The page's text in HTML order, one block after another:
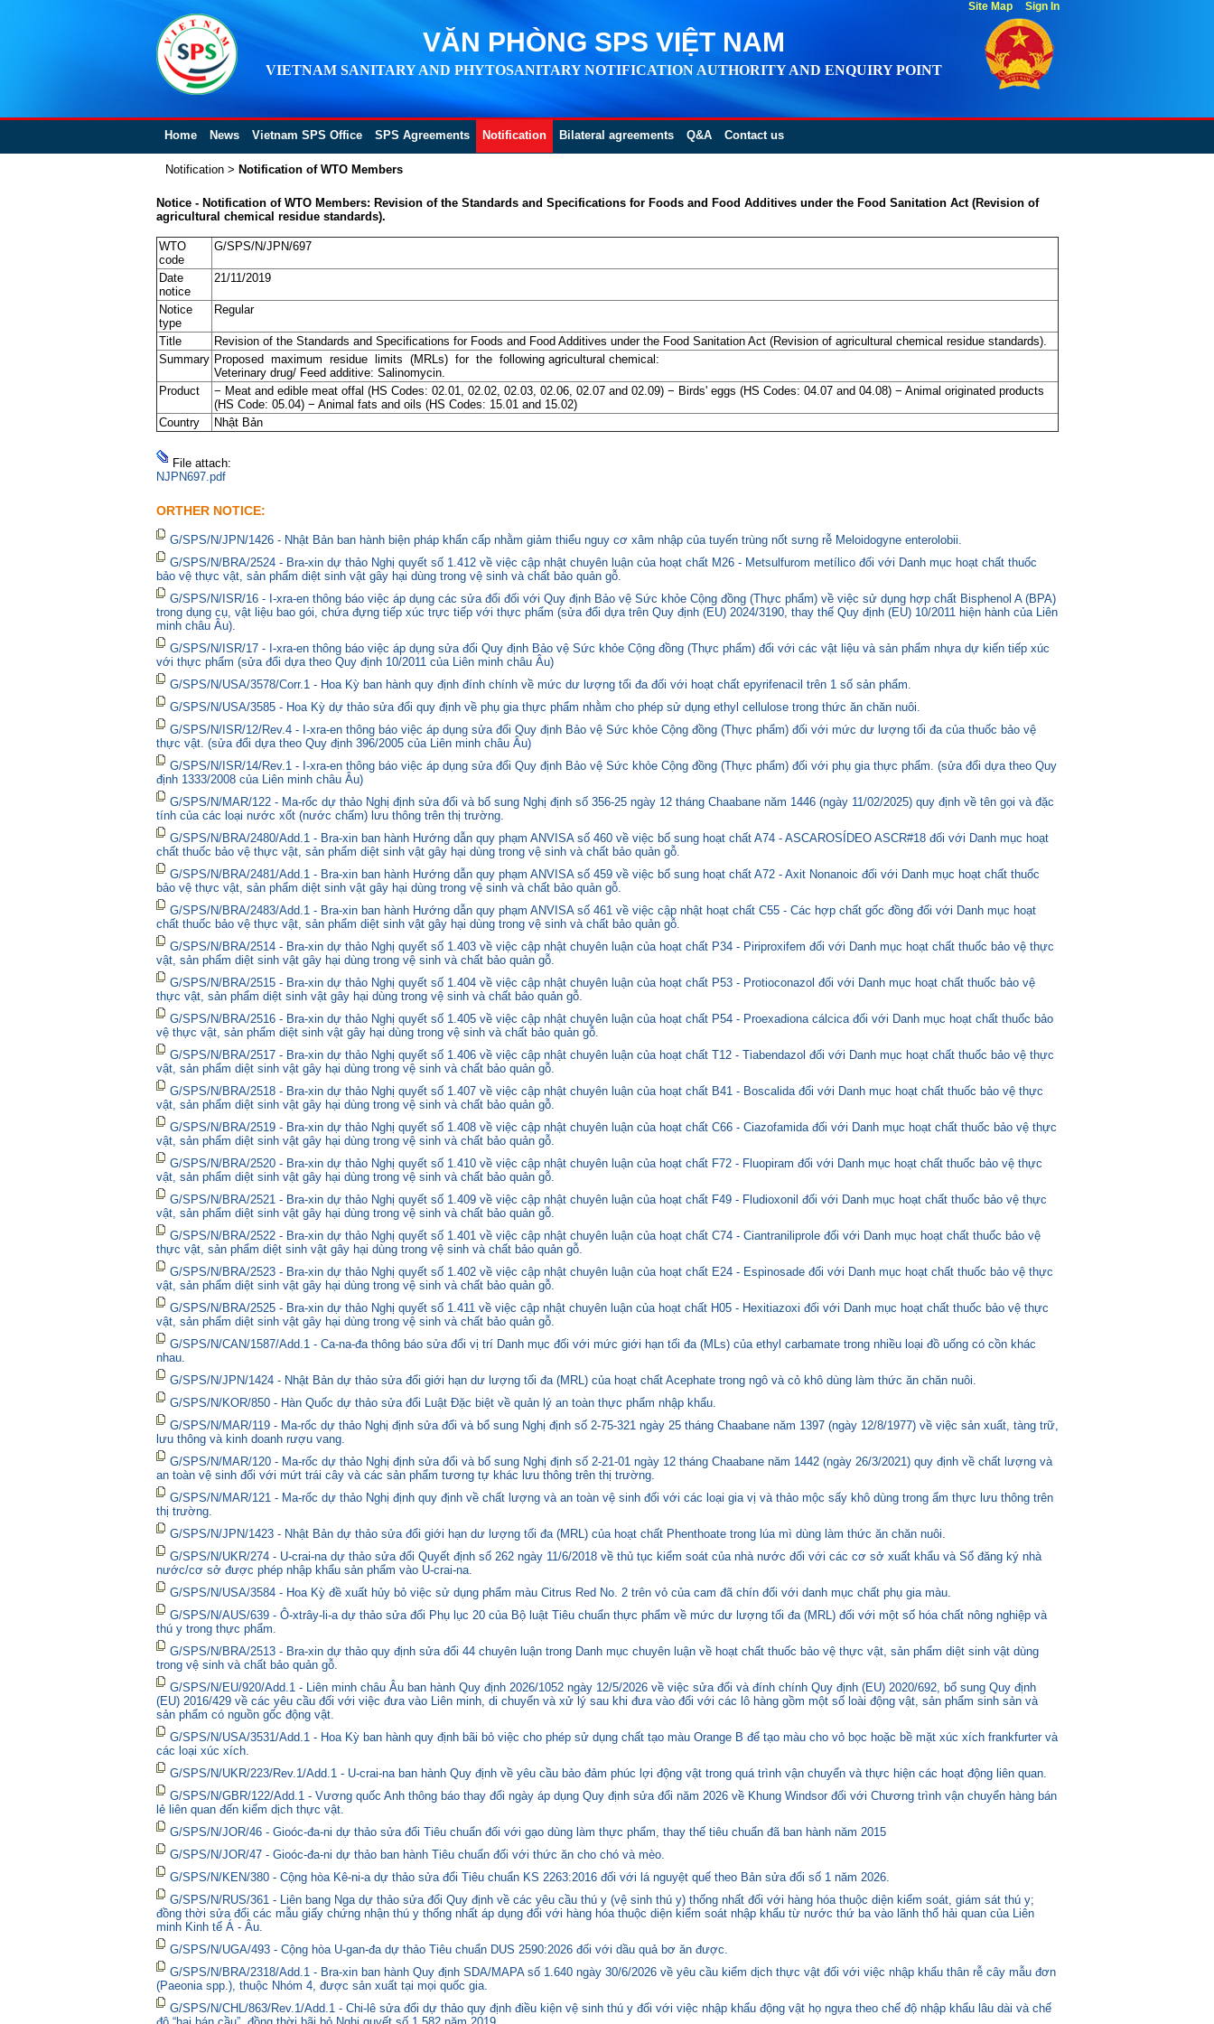
VĂN PHÒNG SPS VIỆT NAM
VIETNAM SANITARY AND PHYTOSANITARY NOTIFICATION AUTHORITY AND ENQUIRY POINT
Home News Vietnam SPS Office SPS Agreements Notification Bilateral agreements Q&A Contact us
Notification> Notification of WTO Members
Notice - Notification of WTO Members: Revision of the Standards and Specifications for Foods and Food Additives under the Food Sanitation Act (Revision of
agricultural chemical residue standards).
WTO
code
G/SPS/N/JPN/697
Date
notice
21/11/2019
Notice
type
Regular
Title
Revision of the Standards and Specifications for Foods and Food Additives under the Food Sanitation Act (Revision of agricultural chemical residue standards).
Summary Proposed maximum residue limits (MRLs) for the following agricultural chemical:
Veterinary drug/ Feed additive: Salinomycin.
Product
− Meat and edible meat offal (HS Codes: 02.01, 02.02, 02.03, 02.06, 02.07 and 02.09) − Birds' eggs (HS Codes: 04.07 and 04.08) − Animal originated products
(HS Code: 05.04) − Animal fats and oils (HS Codes: 15.01 and 15.02)
Country
Nhật Bản
File attach:
NJPN697.pdf
ORTHER NOTICE:
G/SPS/N/JPN/1426 - Nhật Bản ban hành biện pháp khẩn cấp nhằm giảm thiểu nguy cơ xâm nhập của tuyến trùng nốt sưng rễ Meloidogyne enterolobii.
G/SPS/N/BRA/2524 - Bra-xin dự thảo Nghị quyết số 1.412 về việc cập nhật chuyên luận của hoạt chất M26 - Metsulfurom metílico đối với Danh mục hoạt chất thuốc
bảo vệ thực vật, sản phẩm diệt sinh vật gây hại dùng trong vệ sinh và chất bảo quản gỗ.
G/SPS/N/ISR/16 - I-xra-en thông báo việc áp dụng các sửa đổi đối với Quy định Bảo vệ Sức khỏe Cộng đồng (Thực phẩm) về việc sử dụng hợp chất Bisphenol A (BPA)
trong dụng cụ, vật liệu bao gói, chứa đựng tiếp xúc trực tiếp với thực phẩm (sửa đổi dựa trên Quy định (EU) 2024/3190, thay thế Quy định (EU) 10/2011 hiện hành của Liên
minh châu Âu).
G/SPS/N/ISR/17 - I-xra-en thông báo việc áp dụng sửa đổi Quy định Bảo vệ Sức khỏe Cộng đồng (Thực phẩm) đối với các vật liệu và sản phẩm nhựa dự kiến tiếp xúc
với thực phẩm (sửa đổi dựa theo Quy định 10/2011 của Liên minh châu Âu)
G/SPS/N/USA/3578/Corr.1 - Hoa Kỳ ban hành quy định đính chính về mức dư lượng tối đa đối với hoạt chất epyrifenacil trên 1 số sản phẩm.
G/SPS/N/USA/3585 - Hoa Kỳ dự thảo sửa đổi quy định về phụ gia thực phẩm nhằm cho phép sử dụng ethyl cellulose trong thức ăn chăn nuôi.
G/SPS/N/ISR/12/Rev.4 - I-xra-en thông báo việc áp dụng sửa đổi Quy định Bảo vệ Sức khỏe Cộng đồng (Thực phẩm) đối với mức dư lượng tối đa của thuốc bảo vệ
thực vật. (sửa đổi dựa theo Quy định 396/2005 của Liên minh châu Âu)
G/SPS/N/ISR/14/Rev.1 - I-xra-en thông báo việc áp dụng sửa đổi Quy định Bảo vệ Sức khỏe Cộng đồng (Thực phẩm) đối với phụ gia thực phẩm. (sửa đổi dựa theo Quy
định 1333/2008 của Liên minh châu Âu)
G/SPS/N/MAR/122 - Ma-rốc dự thảo Nghị định sửa đổi và bổ sung Nghị định số 356-25 ngày 12 tháng Chaabane năm 1446 (ngày 11/02/2025) quy định về tên gọi và đặc
tính của các loại nước xốt (nước chấm) lưu thông trên thị trường.
G/SPS/N/BRA/2480/Add.1 - Bra-xin ban hành Hướng dẫn quy phạm ANVISA số 460 về việc bổ sung hoạt chất A74 - ASCAROSÍDEO ASCR#18 đối với Danh mục hoạt
chất thuốc bảo vệ thực vật, sản phẩm diệt sinh vật gây hại dùng trong vệ sinh và chất bảo quản gỗ.
G/SPS/N/BRA/2481/Add.1 - Bra-xin ban hành Hướng dẫn quy phạm ANVISA số 459 về việc bổ sung hoạt chất A72 - Axit Nonanoic đối với Danh mục hoạt chất thuốc
bảo vệ thực vật, sản phẩm diệt sinh vật gây hại dùng trong vệ sinh và chất bảo quản gỗ.
G/SPS/N/BRA/2483/Add.1 - Bra-xin ban hành Hướng dẫn quy phạm ANVISA số 461 về việc cập nhật hoạt chất C55 - Các hợp chất gốc đồng đối với Danh mục hoạt
chất thuốc bảo vệ thực vật, sản phẩm diệt sinh vật gây hại dùng trong vệ sinh và chất bảo quản gỗ.
G/SPS/N/BRA/2514 - Bra-xin dự thảo Nghị quyết số 1.403 về việc cập nhật chuyên luận của hoạt chất P34 - Piriproxifem đối với Danh mục hoạt chất thuốc bảo vệ thực
vật, sản phẩm diệt sinh vật gây hại dùng trong vệ sinh và chất bảo quản gỗ.
G/SPS/N/BRA/2515 - Bra-xin dự thảo Nghị quyết số 1.404 về việc cập nhật chuyên luận của hoạt chất P53 - Protioconazol đối với Danh mục hoạt chất thuốc bảo vệ
thực vật, sản phẩm diệt sinh vật gây hại dùng trong vệ sinh và chất bảo quản gỗ.
G/SPS/N/BRA/2516 - Bra-xin dự thảo Nghị quyết số 1.405 về việc cập nhật chuyên luận của hoạt chất P54 - Proexadiona cálcica đối với Danh mục hoạt chất thuốc bảo
vệ thực vật, sản phẩm diệt sinh vật gây hại dùng trong vệ sinh và chất bảo quản gỗ.
G/SPS/N/BRA/2517 - Bra-xin dự thảo Nghị quyết số 1.406 về việc cập nhật chuyên luận của hoạt chất T12 - Tiabendazol đối với Danh mục hoạt chất thuốc bảo vệ thực
vật, sản phẩm diệt sinh vật gây hại dùng trong vệ sinh và chất bảo quản gỗ.
G/SPS/N/BRA/2518 - Bra-xin dự thảo Nghị quyết số 1.407 về việc cập nhật chuyên luận của hoạt chất B41 - Boscalida đối với Danh mục hoạt chất thuốc bảo vệ thực
vật, sản phẩm diệt sinh vật gây hại dùng trong vệ sinh và chất bảo quản gỗ.
G/SPS/N/BRA/2519 - Bra-xin dự thảo Nghị quyết số 1.408 về việc cập nhật chuyên luận của hoạt chất C66 - Ciazofamida đối với Danh mục hoạt chất thuốc bảo vệ thực
vật, sản phẩm diệt sinh vật gây hại dùng trong vệ sinh và chất bảo quản gỗ.
G/SPS/N/BRA/2520 - Bra-xin dự thảo Nghị quyết số 1.410 về việc cập nhật chuyên luận của hoạt chất F72 - Fluopiram đối với Danh mục hoạt chất thuốc bảo vệ thực
vật, sản phẩm diệt sinh vật gây hại dùng trong vệ sinh và chất bảo quản gỗ.
G/SPS/N/BRA/2521 - Bra-xin dự thảo Nghị quyết số 1.409 về việc cập nhật chuyên luận của hoạt chất F49 - Fludioxonil đối với Danh mục hoạt chất thuốc bảo vệ thực
vật, sản phẩm diệt sinh vật gây hại dùng trong vệ sinh và chất bảo quản gỗ.
G/SPS/N/BRA/2522 - Bra-xin dự thảo Nghị quyết số 1.401 về việc cập nhật chuyên luận của hoạt chất C74 - Ciantraniliprole đối với Danh mục hoạt chất thuốc bảo vệ
thực vật, sản phẩm diệt sinh vật gây hại dùng trong vệ sinh và chất bảo quản gỗ.
G/SPS/N/BRA/2523 - Bra-xin dự thảo Nghị quyết số 1.402 về việc cập nhật chuyên luận của hoạt chất E24 - Espinosade đối với Danh mục hoạt chất thuốc bảo vệ thực
vật, sản phẩm diệt sinh vật gây hại dùng trong vệ sinh và chất bảo quản gỗ.
G/SPS/N/BRA/2525 - Bra-xin dự thảo Nghị quyết số 1.411 về việc cập nhật chuyên luận của hoạt chất H05 - Hexitiazoxi đối với Danh mục hoạt chất thuốc bảo vệ thực
vật, sản phẩm diệt sinh vật gây hại dùng trong vệ sinh và chất bảo quản gỗ.
G/SPS/N/CAN/1587/Add.1 - Ca-na-đa thông báo sửa đổi vị trí Danh mục đối với mức giới hạn tối đa (MLs) của ethyl carbamate trong nhiều loại đồ uống có cồn khác
nhau.
G/SPS/N/JPN/1424 - Nhật Bản dự thảo sửa đổi giới hạn dư lượng tối đa (MRL) của hoạt chất Acephate trong ngô và cỏ khô dùng làm thức ăn chăn nuôi.
G/SPS/N/KOR/850 - Hàn Quốc dự thảo sửa đổi Luật Đặc biệt về quản lý an toàn thực phẩm nhập khẩu.
G/SPS/N/MAR/119 - Ma-rốc dự thảo Nghị định sửa đổi và bổ sung Nghị định số 2-75-321 ngày 25 tháng Chaabane năm 1397 (ngày 12/8/1977) về việc sản xuất, tàng trữ,
lưu thông và kinh doanh rượu vang.
G/SPS/N/MAR/120 - Ma-rốc dự thảo Nghị định sửa đổi và bổ sung Nghị định số 2-21-01 ngày 12 tháng Chaabane năm 1442 (ngày 26/3/2021) quy định về chất lượng và
an toàn vệ sinh đối với mứt trái cây và các sản phẩm tương tự khác lưu thông trên thị trường.
G/SPS/N/MAR/121 - Ma-rốc dự thảo Nghị định quy định về chất lượng và an toàn vệ sinh đối với các loại gia vị và thảo mộc sấy khô dùng trong ẩm thực lưu thông trên
thị trường.
G/SPS/N/JPN/1423 - Nhật Bản dự thảo sửa đổi giới hạn dư lượng tối đa (MRL) của hoạt chất Phenthoate trong lúa mì dùng làm thức ăn chăn nuôi.
G/SPS/N/UKR/274 - U-crai-na dự thảo sửa đổi Quyết định số 262 ngày 11/6/2018 về thủ tục kiểm soát của nhà nước đối với các cơ sở xuất khẩu và Sổ đăng ký nhà
nước/cơ sở được phép nhập khẩu sản phẩm vào U-crai-na.
G/SPS/N/USA/3584 - Hoa Kỳ đề xuất hủy bỏ việc sử dụng phẩm màu Citrus Red No. 2 trên vỏ của cam đã chín đối với danh mục chất phụ gia màu.
G/SPS/N/AUS/639 - Ô-xtrây-li-a dự thảo sửa đổi Phụ lục 20 của Bộ luật Tiêu chuẩn thực phẩm về mức dư lượng tối đa (MRL) đối với một số hóa chất nông nghiệp và
thú y trong thực phẩm.
G/SPS/N/BRA/2513 - Bra-xin dự thảo quy định sửa đổi 44 chuyên luận trong Danh mục chuyên luận về hoạt chất thuốc bảo vệ thực vật, sản phẩm diệt sinh vật dùng
trong vệ sinh và chất bảo quản gỗ.
G/SPS/N/EU/920/Add.1 - Liên minh châu Âu ban hành Quy định 2026/1052 ngày 12/5/2026 về việc sửa đổi và đính chính Quy định (EU) 2020/692, bổ sung Quy định
(EU) 2016/429 về các yêu cầu đối với việc đưa vào Liên minh, di chuyển và xử lý sau khi đưa vào đối với các lô hàng gồm một số loài động vật, sản phẩm sinh sản và
sản phẩm có nguồn gốc động vật.
G/SPS/N/USA/3531/Add.1 - Hoa Kỳ ban hành quy định bãi bỏ việc cho phép sử dụng chất tạo màu Orange B để tạo màu cho vỏ bọc hoặc bề mặt xúc xích frankfurter và
các loại xúc xích.
G/SPS/N/UKR/223/Rev.1/Add.1 - U-crai-na ban hành Quy định về yêu cầu bảo đảm phúc lợi động vật trong quá trình vận chuyển và thực hiện các hoạt động liên quan.
G/SPS/N/GBR/122/Add.1 - Vương quốc Anh thông báo thay đổi ngày áp dụng Quy định sửa đổi năm 2026 về Khung Windsor đối với Chương trình vận chuyển hàng bán
lẻ liên quan đến kiểm dịch thực vật.
G/SPS/N/JOR/46 - Gioóc-đa-ni dự thảo sửa đổi Tiêu chuẩn đối với gạo dùng làm thực phẩm, thay thế tiêu chuẩn đã ban hành năm 2015
G/SPS/N/JOR/47 - Gioóc-đa-ni dự thảo ban hành Tiêu chuẩn đối với thức ăn cho chó và mèo.
G/SPS/N/KEN/380 - Cộng hòa Kê-ni-a dự thảo sửa đổi Tiêu chuẩn KS 2263:2016 đối với lá nguyệt quế theo Bản sửa đổi số 1 năm 2026.
G/SPS/N/RUS/361 - Liên bang Nga dự thảo sửa đổi Quy định về các yêu cầu thú y (vệ sinh thú y) thống nhất đối với hàng hóa thuộc diện kiểm soát, giám sát thú y;
đồng thời sửa đổi các mẫu giấy chứng nhận thú y thống nhất áp dụng đối với hàng hóa thuộc diện kiểm soát nhập khẩu từ nước thứ ba vào lãnh thổ hải quan của Liên
minh Kinh tế Á - Âu.
G/SPS/N/UGA/493 - Cộng hòa U-gan-đa dự thảo Tiêu chuẩn DUS 2590:2026 đối với dầu quả bơ ăn được.
G/SPS/N/BRA/2318/Add.1 - Bra-xin ban hành Quy định SDA/MAPA số 1.640 ngày 30/6/2026 về yêu cầu kiểm dịch thực vật đối với việc nhập khẩu thân rễ cây mẫu đơn
(Paeonia spp.), thuộc Nhóm 4, được sản xuất tại mọi quốc gia.
G/SPS/N/CHL/863/Rev.1/Add.1 - Chi-lê sửa đổi dự thảo quy định điều kiện vệ sinh thú y đối với việc nhập khẩu động vật họ ngựa theo chế độ nhập khẩu lâu dài và chế
Site Map Sign In